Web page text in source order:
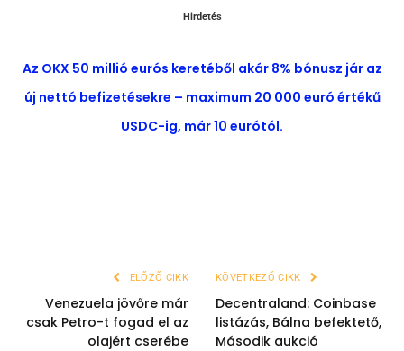
Hirdetés
Az OKX 50 millió eurós keretéből akár 8% bónusz jár az
új nettó befizetésekre – maximum 20 000 euró értékű
USDC-ig, már 10 eurótól.
ELŐZŐ CIKK
Venezuela jövőre már
csak Petro-t fogad el az
olajért cserébe
KÖVETKEZŐ CIKK
Decentraland: Coinbase
listázás, Bálna befektető,
Második aukció